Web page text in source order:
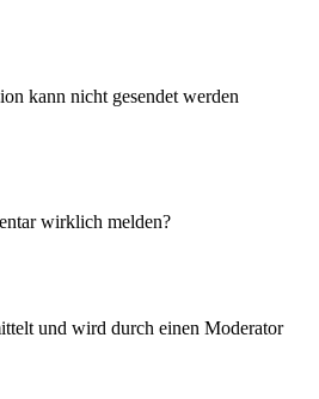
kann nicht gesendet werden
wirklich melden?
und wird durch einen Moderator